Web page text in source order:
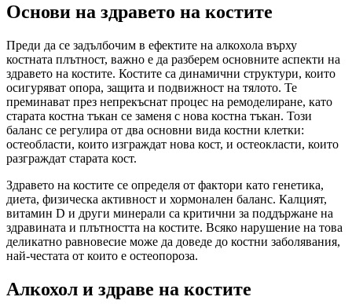
Основи на здравето на костите
Преди да се задълбочим в ефектите на алкохола върху
костната плътност, важно е да разберем основните аспекти на
здравето на костите. Костите са динамични структури, които
осигуряват опора, защита и подвижност на тялото. Те
преминават през непрекъснат процес на ремоделиране, като
старата костна тъкан се заменя с нова костна тъкан. Този
баланс се регулира от два основни вида костни клетки:
остеобласти, които изграждат нова кост, и остеокласти, които
разграждат старата кост.
Здравето на костите се определя от фактори като генетика,
диета, физическа активност и хормонален баланс. Калцият,
витамин D и други минерали са критични за поддържане на
здравината и плътността на костите. Всяко нарушение на това
деликатно равновесие може да доведе до костни заболявания,
най-честата от които е остеопороза.
Алкохол и здраве на костите